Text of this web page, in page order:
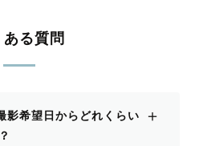
ある質問
影希望日からどれくらい
＋